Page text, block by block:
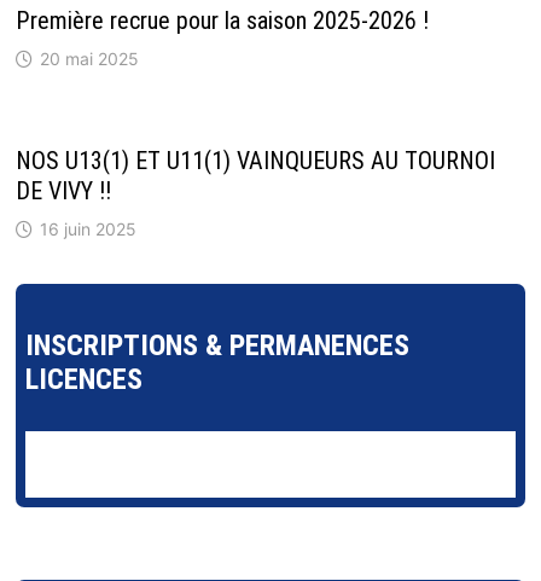
Première recrue pour la saison 2025-2026 !
20 mai 2025
NOS U13(1) ET U11(1) VAINQUEURS AU TOURNOI
DE VIVY !!
16 juin 2025
INSCRIPTIONS & PERMANENCES
LICENCES